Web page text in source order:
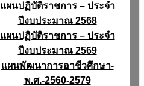
แผนปฏิบัติราชการ – ประจำ
ปีงบประมาณ 2568
แผนปฏิบัติราชการ – ประจำ
ปีงบประมาณ 2569
แผนพัฒนาการอาชีวศึกษา-
พ.ศ.-2560-2579